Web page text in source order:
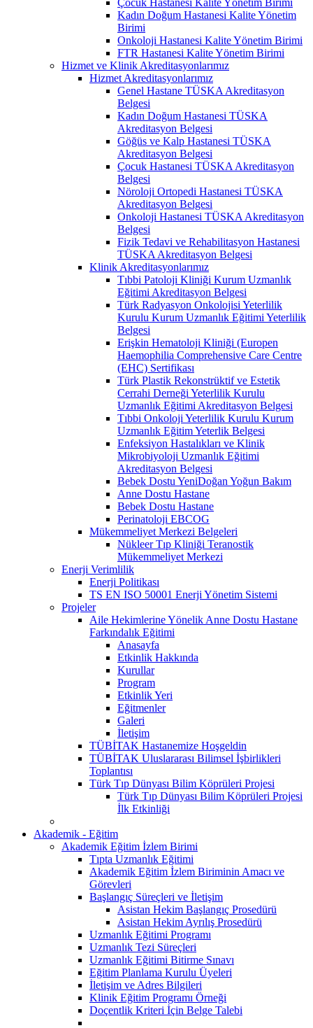
Kadın Doğum Hastanesi Kalite Yönetim
Birimi
Onkoloji Hastanesi Kalite Yönetim Birimi
FTR Hastanesi Kalite Yönetim Birimi
Hizmet ve Klinik Akreditasyonlarımız
Hizmet Akreditasyonlarımız
Genel Hastane TÜSKA Akreditasyon
Belgesi
Kadın Doğum Hastanesi TÜSKA
Akreditasyon Belgesi
Göğüs ve Kalp Hastanesi TÜSKA
Akreditasyon Belgesi
Çocuk Hastanesi TÜSKA Akreditasyon
Belgesi
Nöroloji Ortopedi Hastanesi TÜSKA
Akreditasyon Belgesi
Onkoloji Hastanesi TÜSKA Akreditasyon
Belgesi
Fizik Tedavi ve Rehabilitasyon Hastanesi
TÜSKA Akreditasyon Belgesi
Klinik Akreditasyonlarımız
Tıbbi Patoloji Kliniği Kurum Uzmanlık
Eğitimi Akreditasyon Belgesi
Türk Radyasyon Onkolojisi Yeterlilik
Kurulu Kurum Uzmanlık Eğitimi Yeterlilik
Belgesi
Erişkin Hematoloji Kliniği (Europen
Haemophilia Comprehensive Care Centre
(EHC) Sertifikası
Türk Plastik Rekonstrüktif ve Estetik
Cerrahi Derneği Yeterlilik Kurulu
Uzmanlık Eğitimi Akreditasyon Belgesi
Tıbbi Onkoloji Yeterlilik Kurulu Kurum
Uzmanlık Eğitim Yeterlik Belgesi
Enfeksiyon Hastalıkları ve Klinik
Mikrobiyoloji Uzmanlık Eğitimi
Akreditasyon Belgesi
Bebek Dostu YeniDoğan Yoğun Bakım
Anne Dostu Hastane
Bebek Dostu Hastane
Perinatoloji EBCOG
Mükemmeliyet Merkezi Belgeleri
Nükleer Tıp Kliniği Teranostik
Mükemmeliyet Merkezi
Enerji Verimlilik
Enerji Politikası
TS EN ISO 50001 Enerji Yönetim Sistemi
Projeler
Aile Hekimlerine Yönelik Anne Dostu Hastane
Farkındalık Eğitimi
Anasayfa
Etkinlik Hakkında
Kurullar
Program
Etkinlik Yeri
Eğitmenler
Galeri
İletişim
TÜBİTAK Hastanemize Hoşgeldin
TÜBİTAK Uluslararası Bilimsel İşbirlikleri
Toplantısı
Türk Tıp Dünyası Bilim Köprüleri Projesi
Türk Tıp Dünyası Bilim Köprüleri Projesi
İlk Etkinliği
Akademik - Eğitim
Akademik Eğitim İzlem Birimi
Tıpta Uzmanlık Eğitimi
Akademik Eğitim İzlem Biriminin Amacı ve
Görevleri
Başlangıç Süreçleri ve İletişim
Asistan Hekim Başlangıç Prosedürü
Asistan Hekim Ayrılış Prosedürü
Uzmanlık Eğitimi Programı
Uzmanlık Tezi Süreçleri
Uzmanlık Eğitimi Bitirme Sınavı
Eğitim Planlama Kurulu Üyeleri
İletişim ve Adres Bilgileri
Klinik Eğitim Programı Örneği
Doçentlik Kriteri İçin Belge Talebi